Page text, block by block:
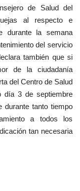
de Salud del
al respecto e
durante la semana
del servicio
también que si
de la ciudadanía
del Centro de Salud
día 3 de septiembre
durante tanto tiempo
a todos los
tan necesaria